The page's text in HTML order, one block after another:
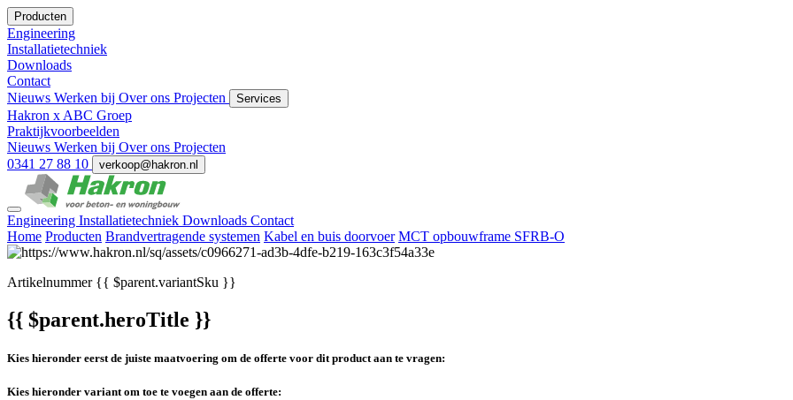
Producten
Engineering
Installatietechniek
Downloads
Contact
Nieuws Werken bij Over ons Projecten Services
Hakron x ABC Groep
Praktijkvoorbeelden
Nieuws Werken bij Over ons Projecten
0341 27 88 10
verkoop@hakron.nl
Engineering Installatietechniek Downloads Contact
Home Producten Brandvertragende systemen Kabel en buis doorvoer MCT opbouwframe SFRB-O
Artikelnummer{{ $parent.variantSku }}
{{ $parent.heroTitle }}
Kies hieronder eerst de juiste maatvoering om de offerte voor dit product aan te vragen:
Kies hieronder variant om toe te voegen aan de offerte: